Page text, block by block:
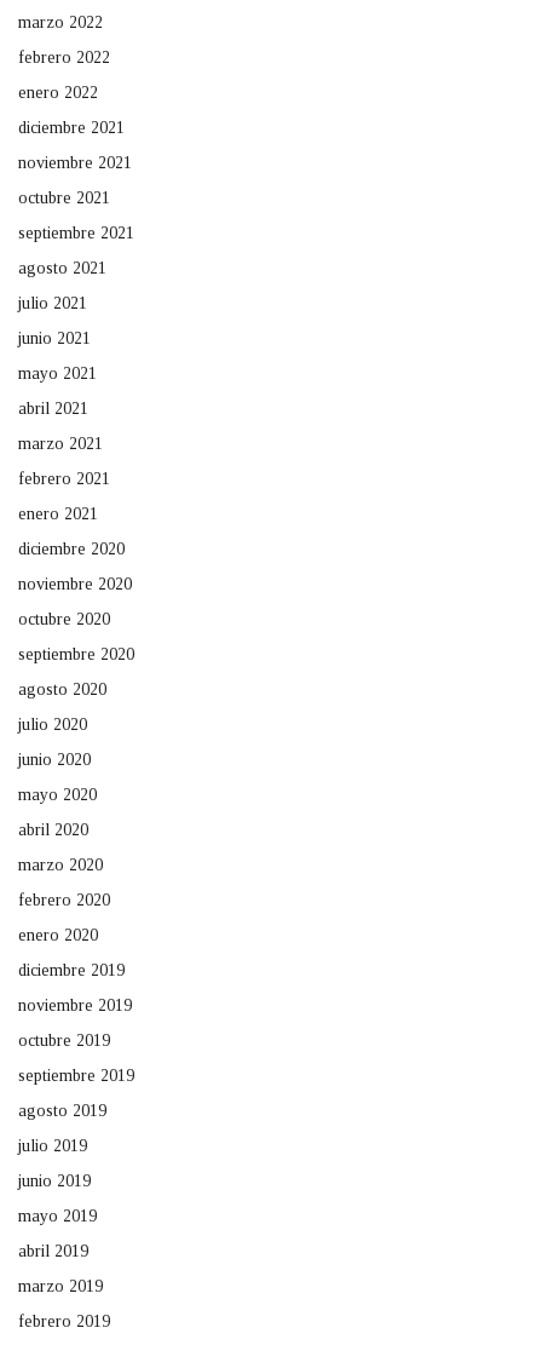
marzo 2022
febrero 2022
enero 2022
diciembre 2021
noviembre 2021
octubre 2021
septiembre 2021
agosto 2021
julio 2021
junio 2021
mayo 2021
abril 2021
marzo 2021
febrero 2021
enero 2021
diciembre 2020
noviembre 2020
octubre 2020
septiembre 2020
agosto 2020
julio 2020
junio 2020
mayo 2020
abril 2020
marzo 2020
febrero 2020
enero 2020
diciembre 2019
noviembre 2019
octubre 2019
septiembre 2019
agosto 2019
julio 2019
junio 2019
mayo 2019
abril 2019
marzo 2019
febrero 2019